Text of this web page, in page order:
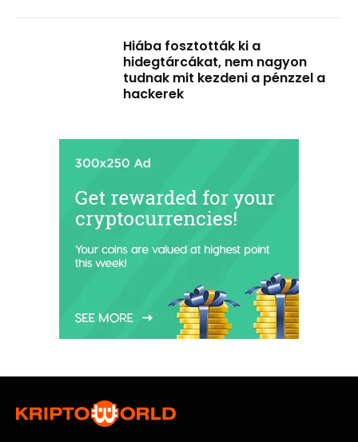
Hiába fosztották ki a
hidegtárcákat, nem nagyon
tudnak mit kezdeni a pénzzel a
hackerek